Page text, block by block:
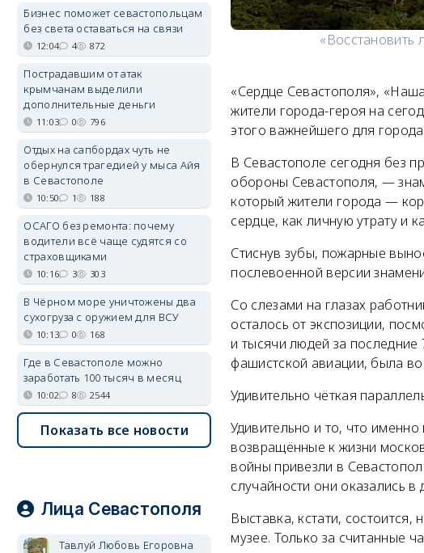
«Восстановить
«Сердце Севастополя»,
жители города-героя на
этого важнейшего для
В Севастополе сегодня без
обороны Севастополя, —
который жители города —
сердце, как личную утрату и
Стиснув зубы, пожарные
послевоенной версии
Со слезами на глазах
осталось от экспозиции,
и тысячи людей за
фашистской авиации, была
Удивительно чёткая
Удивительно и то, что
возвращённые к жизни
войны привезли в
случайности они оказались
Выставка, кстати, состоится,
музее. Только за считанные
Бизнес поможет севастопольцам
без света оставаться на связи
12:04 4 872
Пострадавшим от атак
крымчанам выделили
дополнительные деньги
11:03 0 796
Отдых на сапбордах чуть не
обернулся трагедией у мыса Айя
в Севастополе
10:50 1 188
ОСАГО без ремонта: почему
водители всё чаще судятся со
страховщиками
10:16 3 303
В Чёрном море уничтожены два
сухогруза с оружием для ВСУ
10:13 0 168
Где в Севастополе можно
заработать 100 тысяч в месяц
10:02 8 2544
Показать все новости
Лица Севастополя
Тавлуй Любовь Егоровна